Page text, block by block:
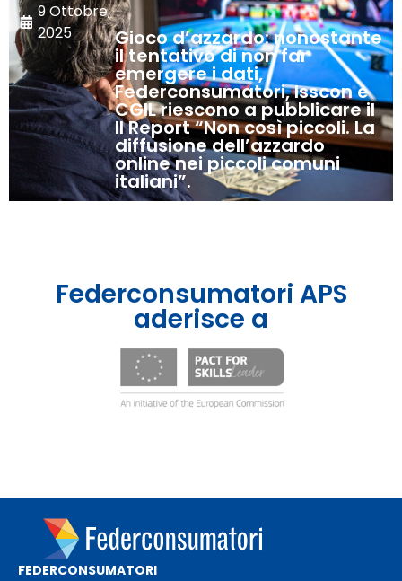
9 Ottobre,
2025
Gioco d’azzardo: nonostante
il tentativo di non far
emergere i dati,
Federconsumatori, Isscon e
CGIL riescono a pubblicare il
II Report “Non così piccoli. La
diffusione dell’azzardo
online nei piccoli comuni
italiani”.
Federconsumatori APS
aderisce a
FEDERCONSUMATORI